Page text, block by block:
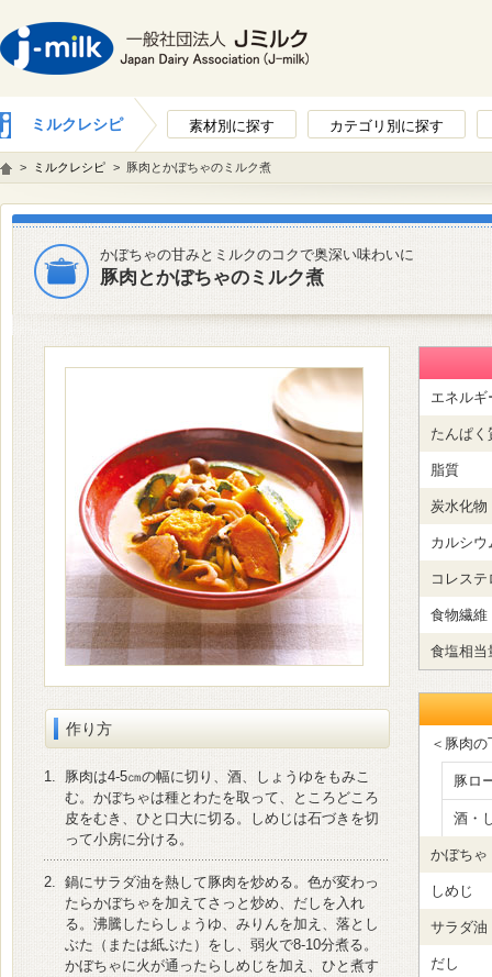
ミルクレシピ 素材別に探す カテゴリ別に探す
> ミルクレシピ > 豚肉とかぼちゃのミルク煮
かぼちゃの甘みとミルクのコクで奥深い味わいに
豚肉とかぼちゃのミルク煮
作り方
1.
豚肉は4-5㎝の幅に切り、酒、しょうゆをもみこ
む。かぼちゃは種とわたを取って、ところどころ
皮をむき、ひと口大に切る。しめじは石づきを切
って小房に分ける。
2. 鍋にサラダ油を熱して豚肉を炒める。色が変わっ
たらかぼちゃを加えてさっと炒め、だしを入れ
る。沸騰したらしょうゆ、みりんを加え、落とし
ぶた（または紙ぶた）をし、弱火で8-10分煮る。
かぼちゃに火が通ったらしめじを加え、ひと煮す
エネルギ
たんぱく
脂質
炭水化物
カルシウ
コレステ
食物繊維
食塩相当
＜豚肉の
豚ロ
酒・
かぼちゃ
しめじ
サラダ油
だし